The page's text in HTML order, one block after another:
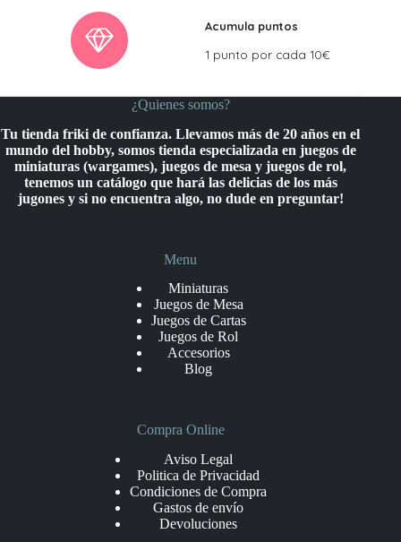
Acumula puntos
1 punto por cada 10€
¿Quienes somos?
Tu tienda friki de confianza. Llevamos más de 20 años en el
mundo del hobby, somos tienda especializada en juegos de
miniaturas (wargames), juegos de mesa y juegos de rol,
tenemos un catálogo que hará las delicias de los más
jugones y si no encuentra algo, no dude en preguntar!
Menu
Miniaturas
Juegos de Mesa
Juegos de Cartas
Juegos de Rol
Accesorios
Blog
Compra Online
Aviso Legal
Politica de Privacidad
Condiciones de Compra
Gastos de envío
Devoluciones